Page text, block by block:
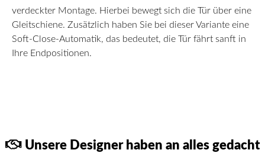
verdeckter Montage. Hierbei bewegt sich die Tür über eine
Gleitschiene. Zusätzlich haben Sie bei dieser Variante eine
Soft-Close-Automatik, das bedeutet, die Tür fährt sanft in
Ihre Endpositionen.
Unsere Designer haben an alles gedacht